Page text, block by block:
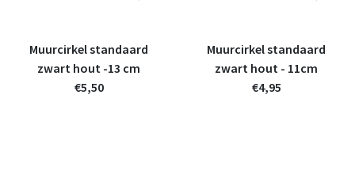
Muurcirkel standaard
zwart hout -13 cm
€5,50
Muurcirkel standaard
zwart hout - 11cm
€4,95